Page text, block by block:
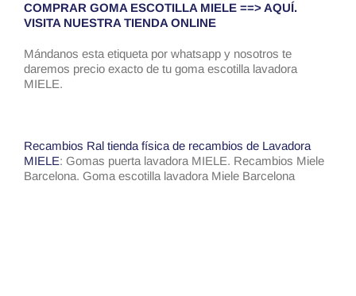
COMPRAR GOMA ESCOTILLA MIELE ==> AQUÍ.
VISITA NUESTRA TIENDA ONLINE
Mándanos esta etiqueta por whatsapp y nosotros te
daremos precio exacto de tu goma escotilla lavadora
MIELE.
Recambios Ral tienda física de recambios de Lavadora
MIELE: Gomas puerta lavadora MIELE. Recambios Miele
Barcelona. Goma escotilla lavadora Miele Barcelona